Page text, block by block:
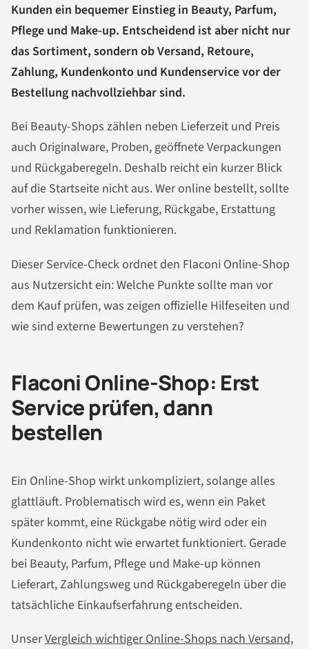
Kunden ein bequemer Einstieg in Beauty, Parfum,
Pflege und Make-up. Entscheidend ist aber nicht nur
das Sortiment, sondern ob Versand, Retoure,
Zahlung, Kundenkonto und Kundenservice vor der
Bestellung nachvollziehbar sind.
Bei Beauty-Shops zählen neben Lieferzeit und Preis
auch Originalware, Proben, geöffnete Verpackungen
und Rückgaberegeln. Deshalb reicht ein kurzer Blick
auf die Startseite nicht aus. Wer online bestellt, sollte
vorher wissen, wie Lieferung, Rückgabe, Erstattung
und Reklamation funktionieren.
Dieser Service-Check ordnet den Flaconi Online-Shop
aus Nutzersicht ein: Welche Punkte sollte man vor
dem Kauf prüfen, was zeigen offizielle Hilfeseiten und
wie sind externe Bewertungen zu verstehen?
Flaconi Online-Shop: Erst
Service prüfen, dann
bestellen
Ein Online-Shop wirkt unkompliziert, solange alles
glattläuft. Problematisch wird es, wenn ein Paket
später kommt, eine Rückgabe nötig wird oder ein
Kundenkonto nicht wie erwartet funktioniert. Gerade
bei Beauty, Parfum, Pflege und Make-up können
Lieferart, Zahlungsweg und Rückgaberegeln über die
tatsächliche Einkaufserfahrung entscheiden.
UnserVergleich wichtiger Online-Shops nach Versand,